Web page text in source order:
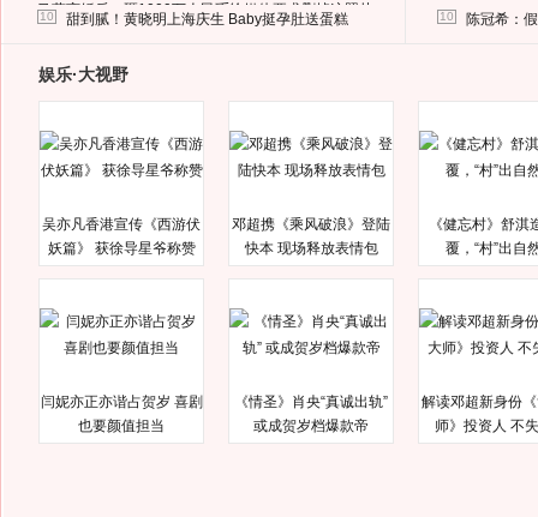
马蓉离婚后，砸1000万人民币给媒体要求删掉这照片
10 甜到腻！黄晓明上海庆生 Baby挺孕肚送蛋糕 10 陈冠希：
娱乐·大视野
吴亦凡香港宣传《西游伏
妖篇》 获徐导星爷称赞
邓超携《乘风破浪》登陆
快本 现场释放表情包
《健忘村》舒淇
覆，“村”出自
闫妮亦正亦谐占贺岁 喜剧
也要颜值担当
《情圣》肖央“真诚出轨”
或成贺岁档爆款帝
解读邓超新身份
师》投资人 不